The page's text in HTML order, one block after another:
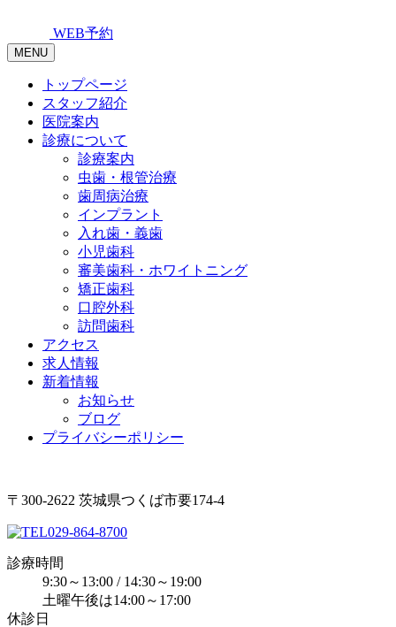
WEB予約
MENU
トップページ
スタッフ紹介
医院案内
診療について
診療案内
虫歯・根管治療
歯周病治療
インプラント
入れ歯・義歯
小児歯科
審美歯科・ホワイトニング
矯正歯科
口腔外科
訪問歯科
アクセス
求人情報
新着情報
お知らせ
ブログ
プライバシーポリシー
〒300-2622 茨城県つくば市要174-4
029-864-8700
診療時間
9:30～13:00 / 14:30～19:00
土曜午後は14:00～17:00
休診日